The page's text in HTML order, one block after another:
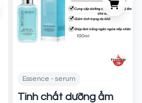
Essence - serum
Tinh chất dưỡng ẩm